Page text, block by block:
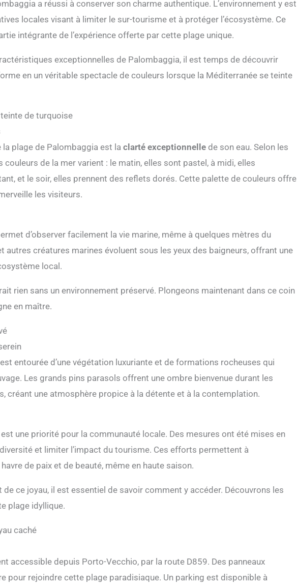
a réussi à conserver son charme authentique. L’environnement y est
locales visant à limiter le sur-tourisme et à protéger l’écosystème. Ce
intégrante de l’expérience offerte par cette plage unique.
exceptionnelles de Palombaggia, il est temps de découvrir
en un véritable spectacle de couleurs lorsque la Méditerranée se teinte
de turquoise
la plage de Palombaggia est la clarté exceptionnelle de son eau. Selon les
couleurs de la mer varient : le matin, elles sont pastel, à midi, elles
et le soir, elles prennent des reflets dorés. Cette palette de couleurs offre
les visiteurs.
d’observer facilement la vie marine, même à quelques mètres du
autres créatures marines évoluent sous les yeux des baigneurs, offrant une
local.
rien sans un environnement préservé. Plongeons maintenant dans ce coin
en maître.
entourée d’une végétation luxuriante et de formations rocheuses qui
Les grands pins parasols offrent une ombre bienvenue durant les
créant une atmosphère propice à la détente et à la contemplation.
une priorité pour la communauté locale. Des mesures ont été mises en
et limiter l’impact du tourisme. Ces efforts permettent à
de paix et de beauté, même en haute saison.
ce joyau, il est essentiel de savoir comment y accéder. Découvrons les
plage idyllique.
caché
accessible depuis Porto-Vecchio, par la route D859. Des panneaux
pour rejoindre cette plage paradisiaque. Un parking est disponible à